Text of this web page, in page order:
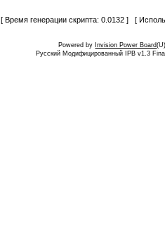
[ Время генерации скрипта: 0.0132 ] [
Powered by Invision Power Board
Русский Модифицированный IPB v1.3